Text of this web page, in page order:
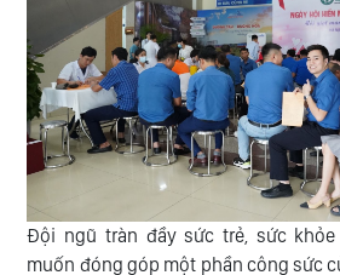
Đội ngũ tràn đầy sức trẻ, sức khỏe
muốn đóng góp một phần công sức